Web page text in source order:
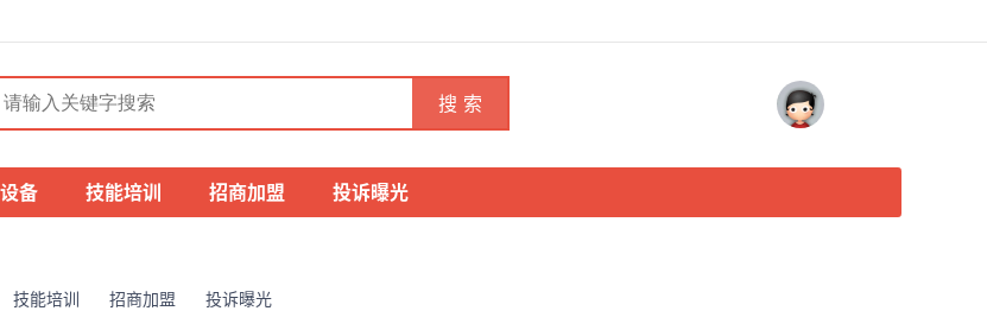
搜 索
备 技能培训 招商加盟 投诉曝光
技能培训 招商加盟
投诉曝光